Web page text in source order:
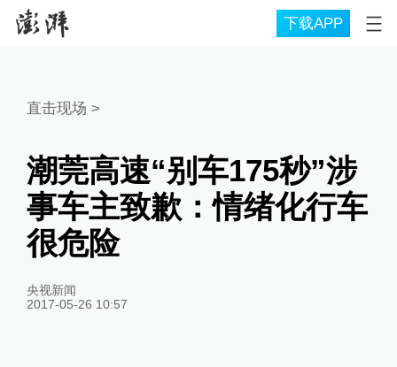
下载APP
直击现场 >
潮莞高速“别车175秒”涉
事车主致歉：情绪化行车
很危险
央视新闻
2017-05-26 10:57